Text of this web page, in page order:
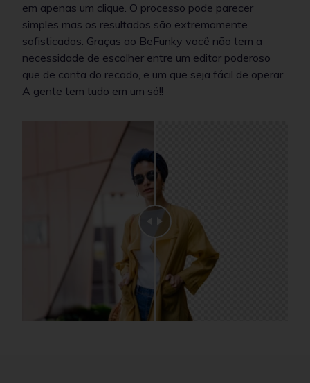
em apenas um clique. O processo pode parecer
simples mas os resultados são extremamente
sofisticados. Graças ao BeFunky você não tem a
necessidade de escolher entre um editor poderoso
que de conta do recado, e um que seja fácil de operar.
A gente tem tudo em um só!!